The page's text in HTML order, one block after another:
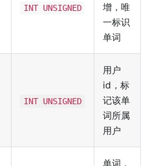
INT UNSIGNED
增，唯
一标识
单词
INT UNSIGNED
用户
id，标
记该单
词所属
用户
单词，